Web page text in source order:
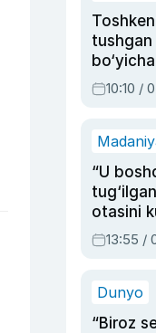
tushgan
hukmi
10:10 /
“U
otasini
dublyaj
13:55 /
Dunyo
“Biroz